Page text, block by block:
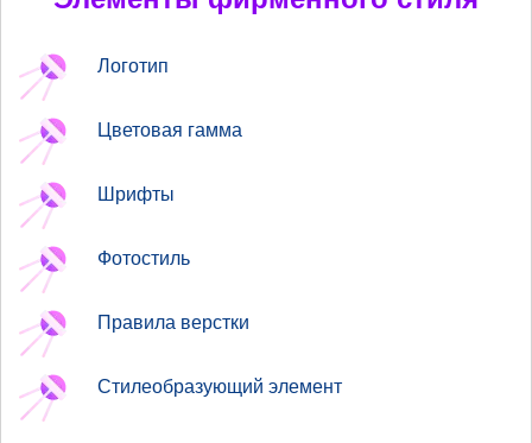
Логотип
Цветовая гамма
Шрифты
Фотостиль
Правила верстки
Стилеобразующий элемент